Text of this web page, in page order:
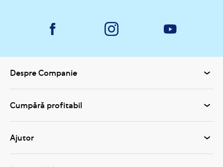
Despre Companie
Cumpără profitabil
Ajutor